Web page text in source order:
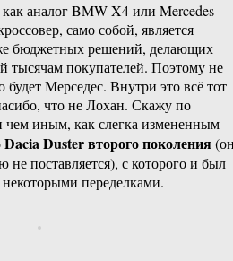
аналог BMW X4 или Mercedes
само собой, является
бюджетных решений, делающих
тысячам покупателей. Поэтому не
будет Мерседес. Внутри это всё тот
что не Лохан. Скажу по
чем иным, как слегка измененным
Dacia Duster второго поколения
поставляется), с которого и был
переделками.